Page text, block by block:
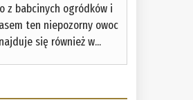
z babcinych ogródków i
ten niepozorny owoc
się również w...